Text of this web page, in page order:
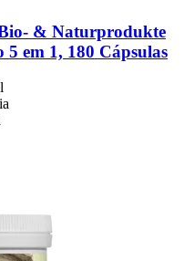
& Naturprodukte
5 em 1, 180 Cápsulas